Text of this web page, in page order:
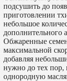
подсушить до
приготовлении
небольшое
дополнительного
Обжаренные
максимальной
добавляя
нужно до тех пор,
однородную